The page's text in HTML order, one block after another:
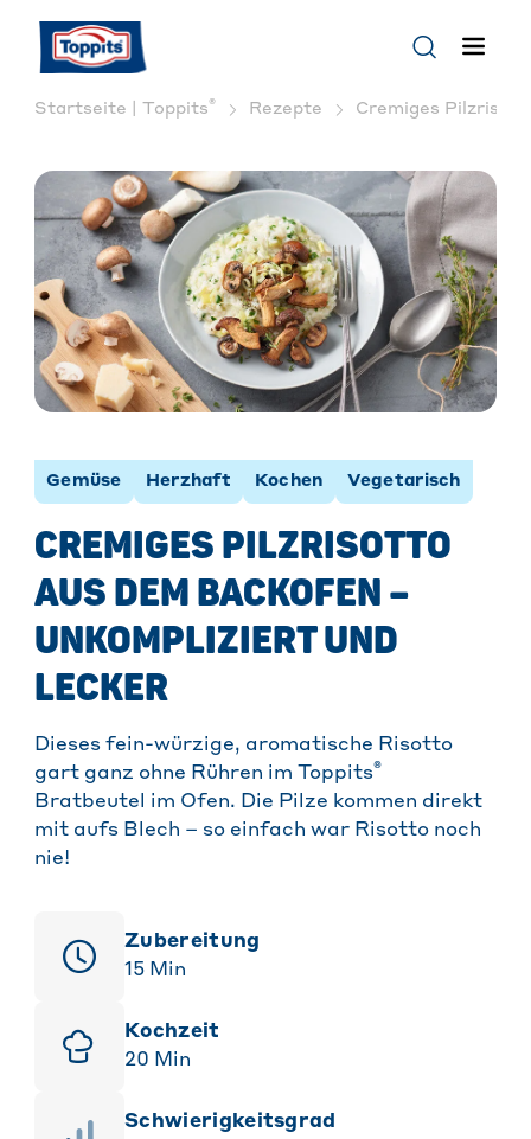
Startseite | Toppits® Rezepte Cremiges
Gemüse Herzhaft Kochen Vegetarisch
CREMIGES PILZRISOTTO
AUS DEM BACKOFEN –
UNKOMPLIZIERT UND
LECKER
Dieses fein-würzige, aromatische Risotto
gart ganz ohne Rühren im Toppits®
Bratbeutel im Ofen. Die Pilze kommen direkt
mit aufs Blech – so einfach war Risotto noch
nie!
Zubereitung
15 Min
Kochzeit
20 Min
Schwierigkeitsgrad